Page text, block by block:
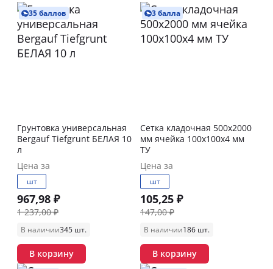
35 баллов
Грунтовка универсальная
Bergauf Tiefgrunt БЕЛАЯ 10
л
Цена за
шт
967,98 ₽
1 237,00 ₽
В наличии345 шт.
В корзину
3 балла
Сетка кладочная 500х2000
мм ячейка 100х100х4 мм
ТУ
Цена за
шт
105,25 ₽
147,00 ₽
В наличии186 шт.
В корзину